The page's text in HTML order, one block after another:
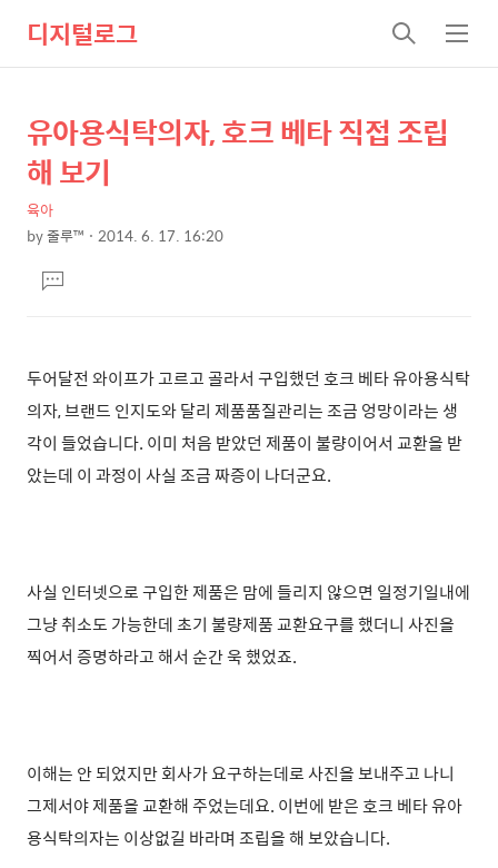
디지털로그
검
색
메
뉴
상
세
컨
텐
본
문
제
목
유아용식탁의자, 호크 베타 직접 조립
해 보기
육아
by줄루™ 2014. 6. 17. 16:20
문댓
글
두어달전 와이프가 고르고 골라서 구입했던 호크 베타 유아용식탁
의자, 브랜드 인지도와 달리 제품품질관리는 조금 엉망이라는 생
각이 들었습니다. 이미 처음 받았던 제품이 불량이어서 교환을 받
았는데 이 과정이 사실 조금 짜증이 나더군요.
사실 인터넷으로 구입한 제품은 맘에 들리지 않으면 일정기일내에
그냥 취소도 가능한데 초기 불량제품 교환요구를 했더니 사진을
찍어서 증명하라고 해서 순간 욱 했었죠.
이해는 안 되었지만 회사가 요구하는데로 사진을 보내주고 나니
그제서야 제품을 교환해 주었는데요. 이번에 받은 호크 베타 유아
용식탁의자는 이상없길 바라며 조립을 해 보았습니다.